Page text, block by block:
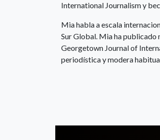
International Journalism y
Mia habla a escala
Sur Global. Mia ha
Georgetown Journal of
periodística y modera